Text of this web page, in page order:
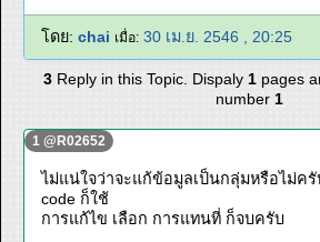
โดย: chai เมื่อ: 30 เม.ย. 2546 , 20:25
3Reply in this Topic. Dispaly 1 pages
number 1
1 @R02652
ไม่แน่ใจว่าจะแก้ข้อมูลเป็นกลุ่มหรือไม่ครั
code ก็ใช้
การแก้ไข เลือก การแทนที่ ก็จบครับ